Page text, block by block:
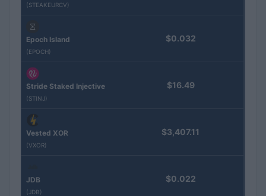
(STEAKEURCV)
Epoch Island
(EPOCH)
$0.032
Stride Staked Injective
(STINJ)
$16.49
Vested XOR
(VXOR)
$3,407.11
JDB
(JDB)
$0.022